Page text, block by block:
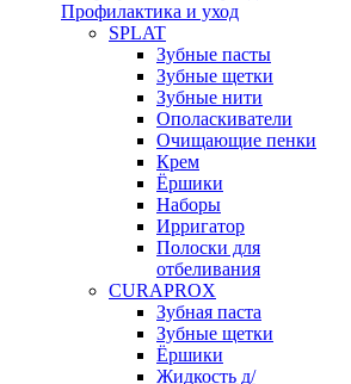
Профилактика и уход
SPLAT
Зубные пасты
Зубные щетки
Зубные нити
Ополаскиватели
Очищающие пенки
Крем
Ёршики
Наборы
Ирригатор
Полоски для
отбеливания
CURAPROX
Зубная паста
Зубные щетки
Ёршики
Жидкость д/